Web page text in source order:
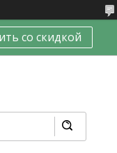
со скидкой